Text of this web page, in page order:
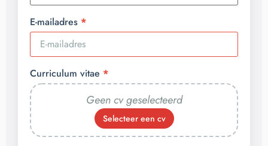
E-mailadres
Curriculum vitae
Geen cv geselecteerd
Selecteer een cv